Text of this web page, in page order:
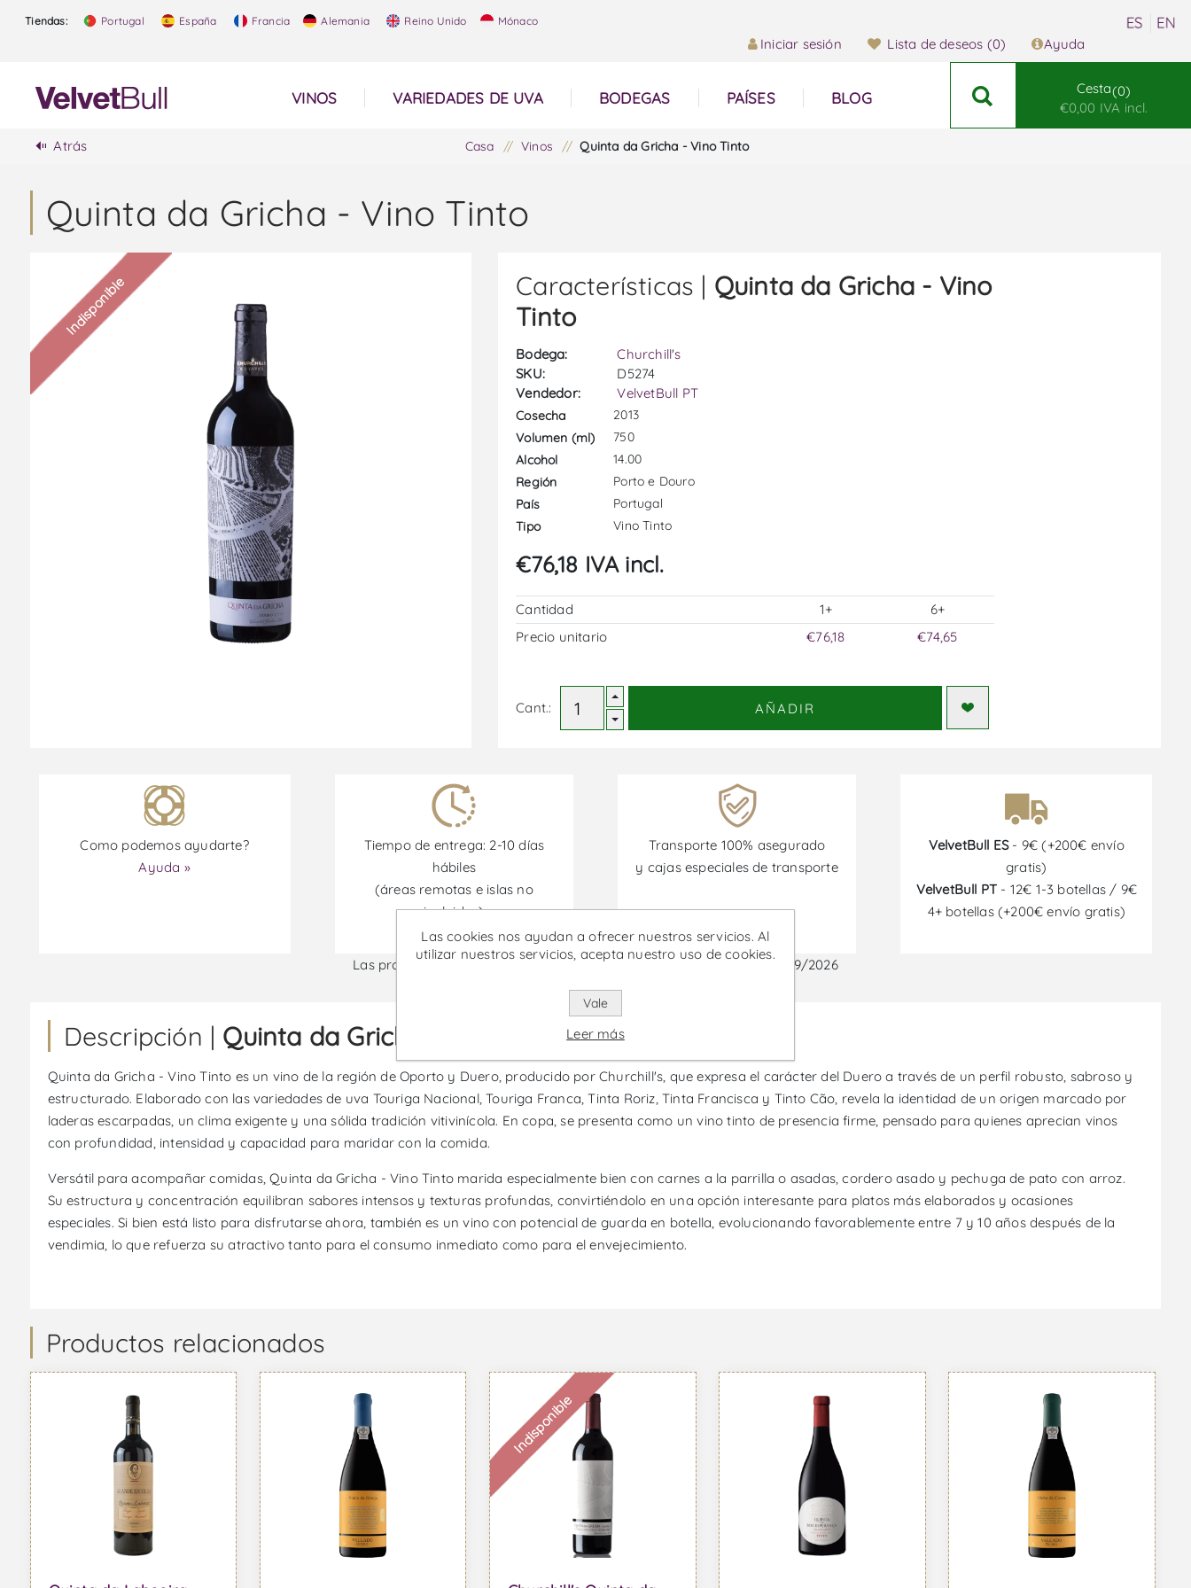
Tiendas: Portugal España Francia Alemania Reino Unido Mónaco
Iniciar sesión Lista de deseos (0) Ayuda
VINOS VARIEDADES DE UVA BODEGAS PAÍSES BLOG
Cesta 0
€0,00 IVA incl.
Atrás Casa / Vinos / Quinta da Gricha - Vino Tinto
Quinta da Gricha - Vino Tinto
Indisponible Características | Quinta da Gricha - Vino
Tinto
Bodega:
Churchill's
SKU:
D5274
Vendedor:
VelvetBull PT
Cosecha
2013
Volumen (ml)
750
Alcohol
14.00
Región
Porto e Douro
País
Portugal
Tipo
Vino Tinto
€76,18 IVA incl.
Cantidad 1+
6+
Precio unitario
€76,18 €74,65
Cant.: AÑADIR
Como podemos ayudarte?
Ayuda »
Tiempo de entrega: 2-10 días
hábiles
(áreas remotas e islas no
incluidas)
Transporte 100% asegurado
y cajas especiales de transporte
VelvetBull ES- 9€ (+200€ envío
gratis)
VelvetBull PT - 12€ 1-3 botellas / 9€
4+ botellas (+200€ envío gratis)
Las promociones están disponibles desde el 30/06/2026 hasta el 30/09/2026
Descripción | Quinta da Gricha - Vino Tinto
Quinta da Gricha - Vino Tinto es un vino de la región de Oporto y Duero, producido por Churchill's, que expresa el carácter del Duero a través de un perfil robusto, sabroso y
estructurado. Elaborado con las variedades de uva Touriga Nacional, Touriga Franca, Tinta Roriz, Tinta Francisca y Tinto Cão, revela la identidad de un origen marcado por
laderas escarpadas, un clima exigente y una sólida tradición vitivinícola. En copa, se presenta como un vino tinto de presencia firme, pensado para quienes aprecian vinos
con profundidad, intensidad y capacidad para maridar con la comida.
Versátil para acompañar comidas, Quinta da Gricha - Vino Tinto marida especialmente bien con carnes a la parrilla o asadas, cordero asado y pechuga de pato con arroz.
Su estructura y concentración equilibran sabores intensos y texturas profundas, convirtiéndolo en una opción interesante para platos más elaborados y ocasiones
especiales. Si bien está listo para disfrutarse ahora, también es un vino con potencial de guarda en botella, evolucionando favorablemente entre 7 y 10 años después de la
vendimia, lo que refuerza su atractivo tanto para el consumo inmediato como para el envejecimiento.
Productos relacionados
Indisponible
Las cookies nos ayudan a ofrecer nuestros servicios. Al
utilizar nuestros servicios, acepta nuestro uso de cookies.
Vale
Leer más